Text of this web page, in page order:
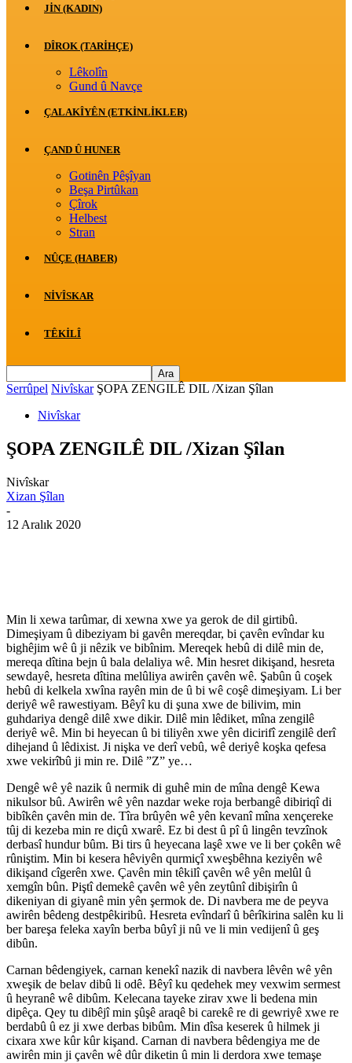
JİN (KADIN)
DÎROK (TARİHÇE)
Lêkolîn
Gund û Navçe
ÇALAKÎYÊN (ETKINLIKLER)
ÇAND Û HUNER
Gotinên Pêşîyan
Beşa Pirtûkan
Çîrok
Helbest
Stran
NÛÇE (HABER)
NIVÎSKAR
TÊKILÎ
Serrûpel Nivîskar ŞOPA ZENGILÊ DIL /Xizan Şîlan
Nivîskar
ŞOPA ZENGILÊ DIL /Xizan Şîlan
Nivîskar
Xizan Şîlan
-
12 Aralık 2020
Min li xewa tarûmar, di xewna xwe ya gerok de dil girtibû.
Dimeşiyam û dibeziyam bi gavên mereqdar, bi çavên evîndar ku
bighêjim wê û ji nêzik ve bibînim. Mereqek hebû di dilê min de,
mereqa dîtina bejn û bala delaliya wê. Min hesret dikişand, hesreta
sewdayê, hesreta dîtina melûliya awirên çavên wê. Şabûn û coşek
hebû di kelkela xwîna rayên min de û bi wê coşê dimeşiyam. Li ber
deriyê wê rawestiyam. Bêyî ku di şuna xwe de bilivim, min
guhdariya dengê dilê xwe dikir. Dilê min lêdiket, mîna zengilê
deriyê wê. Min bi heyecan û bi tiliyên xwe yên dicirifî zengilê derî
dihejand û lêdixist. Ji nişka ve derî vebû, wê deriyê koşka qefesa
xwe vekirîbû ji min re. Dilê ”Z” ye…
Dengê wê yê nazik û nermik di guhê min de mîna dengê Kewa
nikulsor bû. Awirên wê yên nazdar weke roja berbangê dibiriqî di
bibîkên çavên min de. Tîra brûyên wê yên kevanî mîna xençereke
tûj di kezeba min re diçû xwarê. Ez bi dest û pî û lingên tevzînok
derbasî hundur bûm. Bi tirs û heyecana laşê xwe ve li ber çokên wê
rûniştim. Min bi kesera hêviyên qurmiçî xweşbêhna keziyên wê
dikişand cîgerên xwe. Çavên min têkilî çavên wê yên melûl û
xemgîn bûn. Piştî demekê çavên wê yên zeytûnî dibişirîn û
dikeniyan di giyanê min yên şermok de. Di navbera me de peyva
awirên bêdeng destpêkiribû. Hesreta evîndarî û bêrîkirina salên ku li
ber bareşa feleka xayîn berba bûyî ji nû ve li min vedijenî û geş
dibûn.
Carnan bêdengiyek, carnan kenekî nazik di navbera lêvên wê yên
xweşik de belav dibû li odê. Bêyî ku qedehek mey vexwim sermest
û heyranê wê dibûm. Kelecana tayeke zirav xwe li bedena min
dipêça. Qey tu dibêjî min şûşê araqê bi carekê re di gewriyê xwe re
berdabû û ez ji xwe derbas bibûm. Min dîsa keserek û hilmek ji
cixara xwe kûr kûr kişand. Carnan di navbera bêdengiya me de
awirên min ji çavên wê dûr diketin û min li derdora xwe temaşe